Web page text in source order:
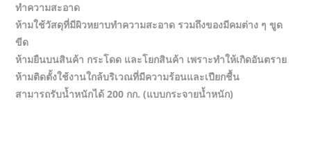
ทำความสะอาด
ห้ามใช้วัสดุที่มีผิวหยาบทำความสะอาด รวมถึงของมีคมต่าง ๆ ขูด
ขีด
ห้ามยืนบนสินค้า กระโดด และโยกสินค้า เพราะทำให้เกิดอันตราย
ห้ามติดตั้งใช้งานใกล้บริเวณที่มีความร้อนและเปียกชื้น
สามารถรับน้ำหนักได้ 200 กก. (แบบกระจายน้ำหนัก)